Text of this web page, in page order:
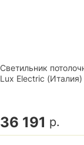
Светильник
Lux Electric (Италия)
36 191 р.